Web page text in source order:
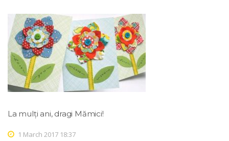
La mulți ani, dragi Mămici!
1 March 2017 18:37